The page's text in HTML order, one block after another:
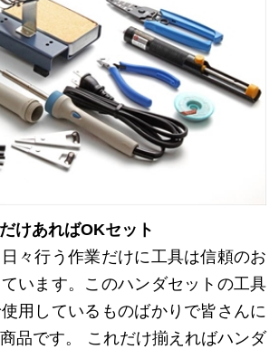
けあればOKセット
々行う作業だけに工具は信頼のお
います。このハンダセットの工具
用しているものばかりで皆さんに
品です。 これだけ揃えればハンダ